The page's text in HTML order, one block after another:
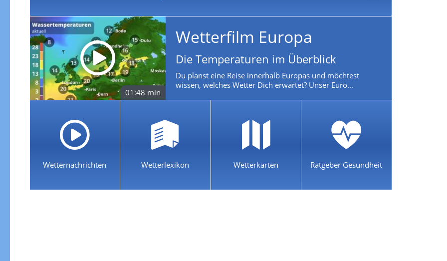
01:48 min
Wetterfilm Europa
Die Temperaturen im Überblick
Du planst eine Reise innerhalb Europas und möchtest
wissen, welches Wetter Dich erwartet? Unser Euro...
Wetternachrichten Wetterlexikon Wetterkarten Ratgeber Gesundheit